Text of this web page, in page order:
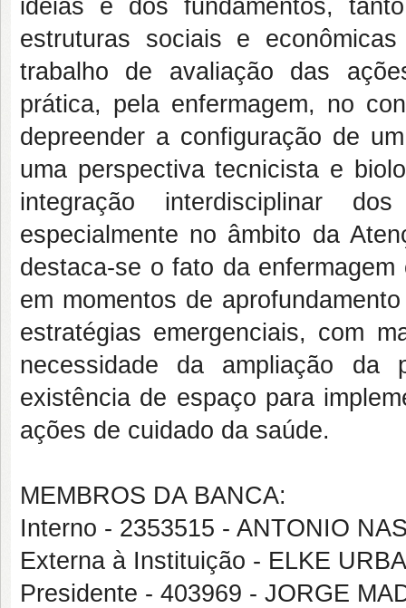
ideias e dos fundamentos,
estruturas sociais e
trabalho de avaliação das
prática, pela enfermagem, no
depreender a configuração de
uma perspectiva tecnicista e
integração interdisciplinar
especialmente no âmbito da
destaca-se o fato da
em momentos de
estratégias emergenciais, com
necessidade da ampliação da
existência de espaço para
ações de cuidado da saúde.
MEMBROS DA BANCA:
Interno - 2353515 - ANTONIO
Externa à Instituição - ELKE
Presidente - 403969 - JORGE